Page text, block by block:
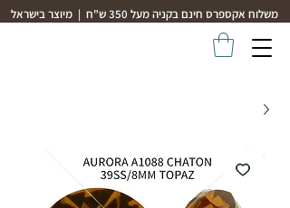
משלוח אקספרס חינם בקניה מעל 350 ש"ח | מיוצר בישראל